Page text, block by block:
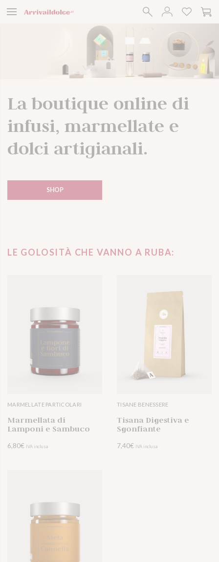
La boutique online di
infusi, marmellate e
dolci artigianali.
SHOP
LE GOLOSITÀ CHE VANNO A RUBA:
MARMELLATE PARTICOLARI
Marmellata di
Lamponi e Sambuco
6,80€ IVA inclusa
TISANE BENESSERE
Tisana Digestiva e
Sgonfiante
7,40€ IVA inclusa